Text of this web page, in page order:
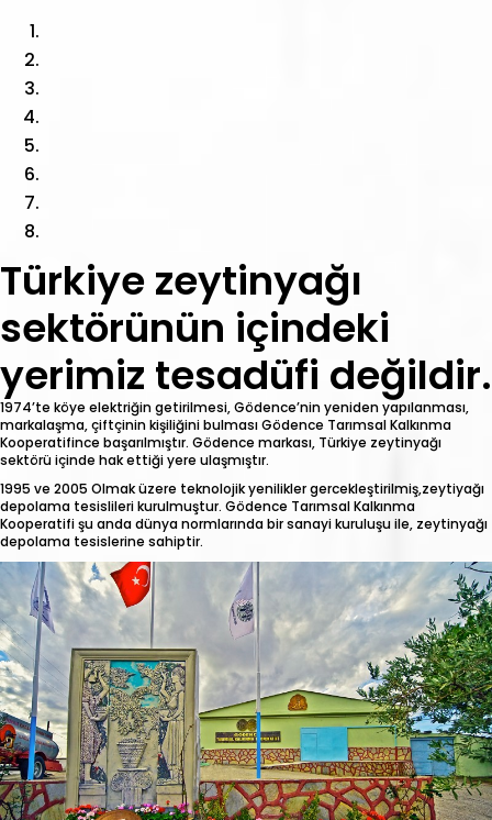
Türkiye zeytinyağı
sektörünün içindeki
yerimiz tesadüfi değildir.
1974’te köye elektriğin getirilmesi, Gödence’nin yeniden yapılanması,
markalaşma, çiftçinin kişiliğini bulması Gödence Tarımsal Kalkınma
Kooperatifince başarılmıştır. Gödence markası, Türkiye zeytinyağı
sektörü içinde hak ettiği yere ulaşmıştır.
1995 ve 2005 Olmak üzere teknolojik yenilikler gercekleştirilmiş,zeytiyağı
depolama tesislileri kurulmuştur. Gödence Tarımsal Kalkınma
Kooperatifi şu anda dünya normlarında bir sanayi kuruluşu ile, zeytinyağı
depolama tesislerine sahiptir.